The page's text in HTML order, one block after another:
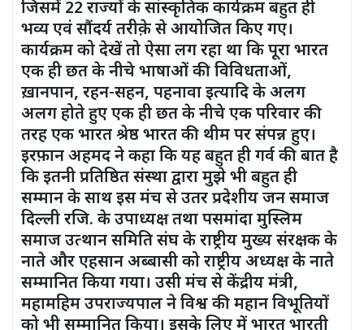
जिसमें 22 राज्यों के सांस्कृतिक कार्यक्रम बहुत ही
भव्य एवं सौंदर्य तरीक़े से आयोजित किए गए।
कार्यक्रम को देखें तो ऐसा लग रहा था कि पूरा भारत
एक ही छत के नीचे भाषाओं की विविधताओं,
ख़ानपान, रहन-सहन, पहनावा इत्यादि के अलग
अलग होते हुए एक ही छत के नीचे एक परिवार की
तरह एक भारत श्रेष्ठ भारत की थीम पर संपन्न हुए।
इरफ़ान अहमद ने कहा कि यह बहुत ही गर्व की बात है
कि इतनी प्रतिष्ठित संस्था द्वारा मुझे भी बहुत ही
सम्मान के साथ इस मंच से उतर प्रदेशीय जन समाज
दिल्ली रजि. के उपाध्यक्ष तथा पसमांदा मुस्लिम
समाज उत्थान समिति संघ के राष्ट्रीय मुख्य संरक्षक के
नाते और एहसान अब्बासी को राष्ट्रीय अध्यक्ष के नाते
सम्मानित किया गया। उसी मंच से केंद्रीय मंत्री,
महामहिम उपराज्यपाल ने विश्व की महान विभूतियों